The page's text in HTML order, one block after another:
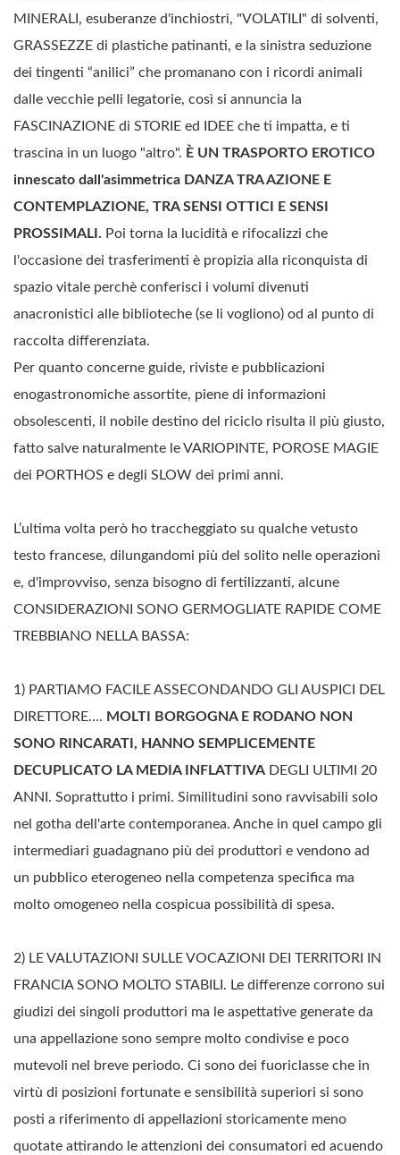
MINERALI, esuberanze d'inchiostri, "VOLATILI" di solventi,
GRASSEZZE di plastiche patinanti, e la sinistra seduzione
dei tingenti “anilici” che promanano con i ricordi animali
dalle vecchie pelli legatorie, così si annuncia la
FASCINAZIONE di STORIE ed IDEE che ti impatta, e ti
trascina in un luogo "altro". È UN TRASPORTO EROTICO
innescato dall'asimmetrica DANZA TRA AZIONE E
CONTEMPLAZIONE, TRA SENSI OTTICI E SENSI
PROSSIMALI. Poi torna la lucidità e rifocalizzi che
l'occasione dei trasferimenti è propizia alla riconquista di
spazio vitale perchè conferisci i volumi divenuti
anacronistici alle biblioteche (se li vogliono) od al punto di
raccolta differenziata.
Per quanto concerne guide, riviste e pubblicazioni
enogastronomiche assortite, piene di informazioni
obsolescenti, il nobile destino del riciclo risulta il più giusto,
fatto salve naturalmente le VARIOPINTE, POROSE MAGIE
dei PORTHOS e degli SLOW dei primi anni.
L’ultima volta però ho traccheggiato su qualche vetusto
testo francese, dilungandomi più del solito nelle operazioni
e, d'improvviso, senza bisogno di fertilizzanti, alcune
CONSIDERAZIONI SONO GERMOGLIATE RAPIDE COME
TREBBIANO NELLA BASSA:
1) PARTIAMO FACILE ASSECONDANDO GLI AUSPICI DEL
DIRETTORE…. MOLTI BORGOGNA E RODANO NON
SONO RINCARATI, HANNO SEMPLICEMENTE
DECUPLICATO LA MEDIA INFLATTIVA DEGLI ULTIMI 20
ANNI. Soprattutto i primi. Similitudini sono ravvisabili solo
nel gotha dell'arte contemporanea. Anche in quel campo gli
intermediari guadagnano più dei produttori e vendono ad
un pubblico eterogeneo nella competenza specifica ma
molto omogeneo nella cospicua possibilità di spesa.
2) LE VALUTAZIONI SULLE VOCAZIONI DEI TERRITORI IN
FRANCIA SONO MOLTO STABILI. Le differenze corrono sui
giudizi dei singoli produttori ma le aspettative generate da
una appellazione sono sempre molto condivise e poco
mutevoli nel breve periodo. Ci sono dei fuoriclasse che in
virtù di posizioni fortunate e sensibilità superiori si sono
posti a riferimento di appellazioni storicamente meno
quotate attirando le attenzioni dei consumatori ed acuendo